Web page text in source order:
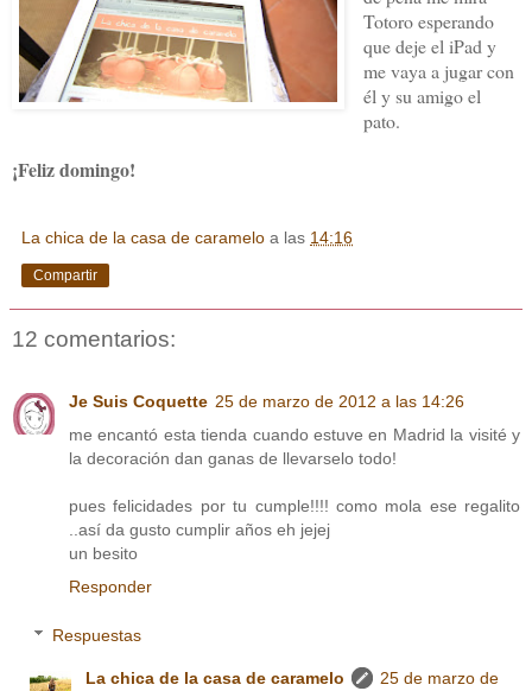
Totoro esperando
que deje el iPad y
me vaya a jugar con
él y su amigo el
pato.
¡Feliz domingo!
La chica de la casa de caramelo a las 14:16
Compartir
12 comentarios:
Je Suis Coquette 25 de marzo de 2012 a las 14:26
me encantó esta tienda cuando estuve en Madrid la visité y
la decoración dan ganas de llevarselo todo!
pues felicidades por tu cumple!!!! como mola ese regalito
..así da gusto cumplir años eh jejej
un besito
Responder
Respuestas
La chica de la casa de caramelo
25 de marzo de